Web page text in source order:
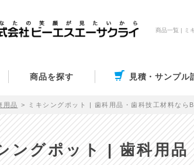
商品一覧 | ミ
商品を探す 見積・サンプル
用品 ミキシングポット | 歯科用品・歯科技工材料なら
ングポット | 歯科用